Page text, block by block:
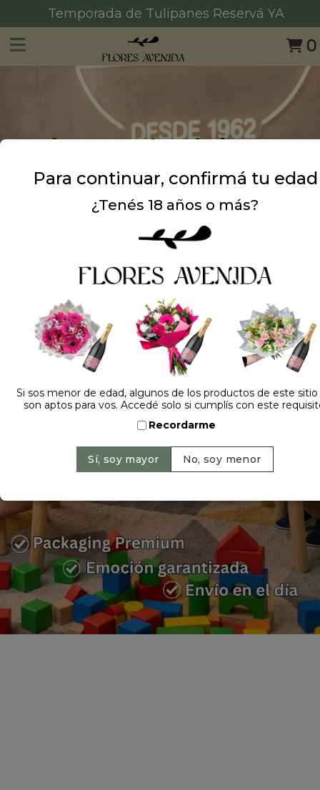
0
de Tulipanes Reservá YA
¡Comprá acá lo más vendido!
Para continuar, confirmá tu edad
¿Tenés 18 años o más?
Si sos menor de edad, algunos de los productos de este
son aptos para vos. Accedé solo si cumplís con este
Recordarme